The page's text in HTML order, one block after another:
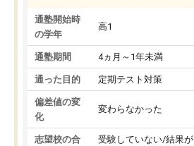
通塾開始時
の学年
高1
通塾期間 4ヵ月～1年未満
通った目的 定期テスト対策
偏差値の変
化
変わらなかった
志望校の合
受験していない/結果が